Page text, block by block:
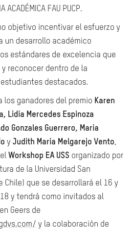
ACADÉMICA FAU PUCP.
objetivo incentivar el esfuerzo y
un desarrollo académico
estándares de excelencia que
y reconocer dentro de la
estudiantes destacados.
ganadores del premio Karen
Lidia Mercedes Espinoza
Gonzales Guerrero, Maria
y Judith Maria Melgarejo Vento,
Workshop EA USS organizado por
de la Universidad San
Chile) que se desarrollará el 16 y
y tendrá como invitados al
Geers de
y la colaboración de